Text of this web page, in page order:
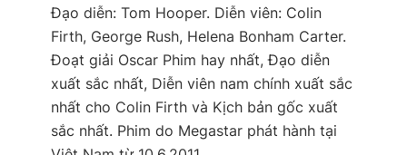
Đạo diễn: Tom Hooper. Diễn viên: Colin
Firth, George Rush, Helena Bonham Carter.
Đoạt giải Oscar Phim hay nhất, Đạo diễn
xuất sắc nhất, Diễn viên nam chính xuất sắc
nhất cho Colin Firth và Kịch bản gốc xuất
sắc nhất. Phim do Megastar phát hành tại